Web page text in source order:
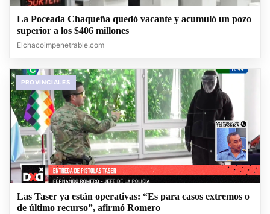
La Poceada Chaqueña quedó vacante y acumuló un pozo
superior a los $406 millones
Elchacoimpenetrable.com
PROVINCIALES
Las Taser ya están operativas: “Es para casos extremos o
de último recurso”, afirmó Romero